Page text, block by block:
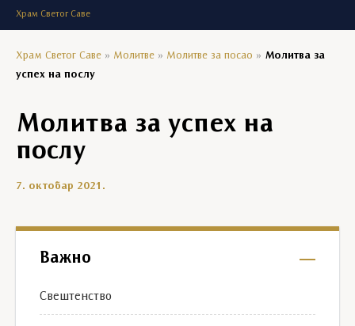
Храм Светог Саве
Храм Светог Саве » Молитве » Молитве за посао » Молитва за
успех на послу
Молитва за успех на
послу
7. октобар 2021.
Важно
Свештенство